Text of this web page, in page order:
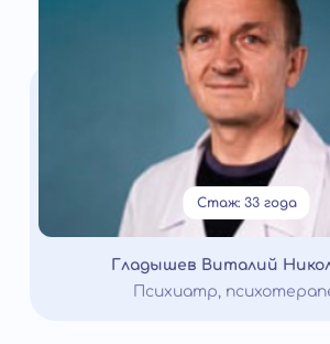
Стаж: 33 года
Гладышев Виталий
Психиатр,